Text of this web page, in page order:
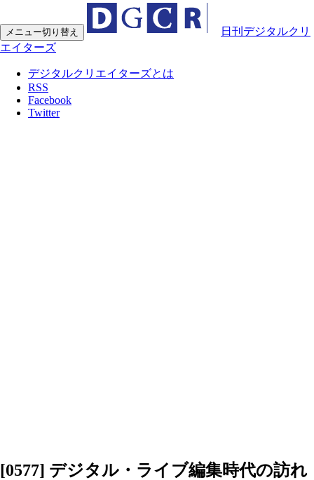
メニュー切り替え
日刊デジタルクリ
エイターズ
デジタルクリエイターズとは
RSS
Facebook
Twitter
[0577] デジタル・ライブ編集時代の訪れ